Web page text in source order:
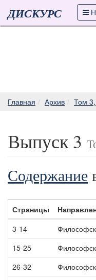
ДИСКУРС
Главная Архив Том
Выпуск 3
Содержание
Страницы
3-14
15-25
26-32